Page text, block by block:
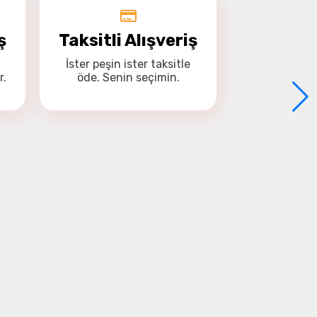
Taksitli Alışveriş
İster peşin ister taksitle
öde. Senin seçimin.